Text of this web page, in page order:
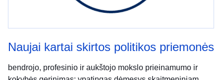
Naujai kartai skirtos politikos priemonės
bendrojo, profesinio ir aukštojo mokslo prieinamumo ir